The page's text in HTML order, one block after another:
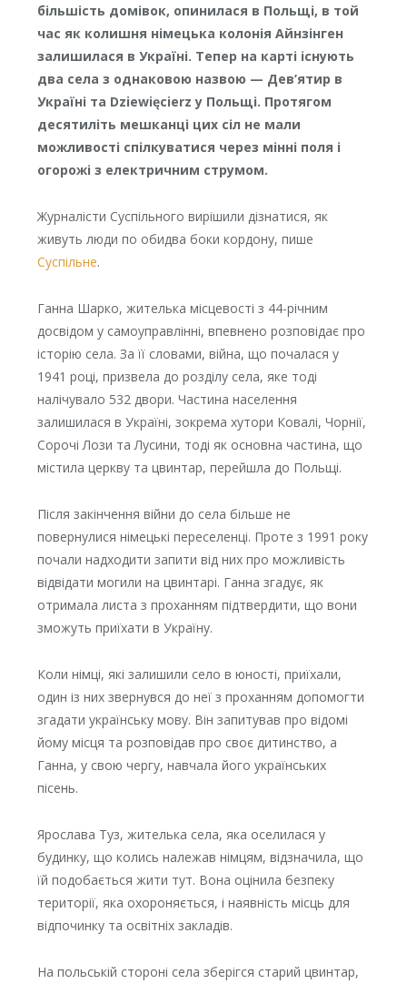
більшість домівок, опинилася в Польщі, в той
час як колишня німецька колонія Айнзінген
залишилася в Україні. Тепер на карті існують
два села з однаковою назвою — Дев’ятир в
Україні та Dziewięcierz у Польщі. Протягом
десятиліть мешканці цих сіл не мали
можливості спілкуватися через мінні поля і
огорожі з електричним струмом.
Журналісти Суспільного вирішили дізнатися, як
живуть люди по обидва боки кордону, пише
Суспільне.
Ганна Шарко, жителька місцевості з 44-річним
досвідом у самоуправлінні, впевнено розповідає про
історію села. За її словами, війна, що почалася у
1941 році, призвела до розділу села, яке тоді
налічувало 532 двори. Частина населення
залишилася в Україні, зокрема хутори Ковалі, Чорнії,
Сорочі Лози та Лусини, тоді як основна частина, що
містила церкву та цвинтар, перейшла до Польщі.
Після закінчення війни до села більше не
повернулися німецькі переселенці. Проте з 1991 року
почали надходити запити від них про можливість
відвідати могили на цвинтарі. Ганна згадує, як
отримала листа з проханням підтвердити, що вони
зможуть приїхати в Україну.
Коли німці, які залишили село в юності, приїхали,
один із них звернувся до неї з проханням допомогти
згадати українську мову. Він запитував про відомі
йому місця та розповідав про своє дитинство, а
Ганна, у свою чергу, навчала його українських
пісень.
Ярослава Туз, жителька села, яка оселилася у
будинку, що колись належав німцям, відзначила, що
їй подобається жити тут. Вона оцінила безпеку
території, яка охороняється, і наявність місць для
відпочинку та освітніх закладів.
На польській стороні села зберігся старий цвинтар,